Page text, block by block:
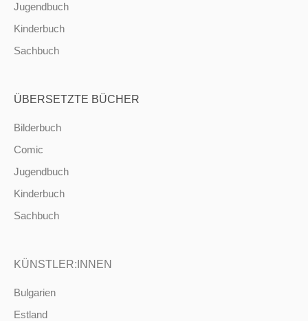
Jugendbuch
Kinderbuch
Sachbuch
ÜBERSETZTE BÜCHER
Bilderbuch
Comic
Jugendbuch
Kinderbuch
Sachbuch
KÜNSTLER:INNEN
Bulgarien
Estland